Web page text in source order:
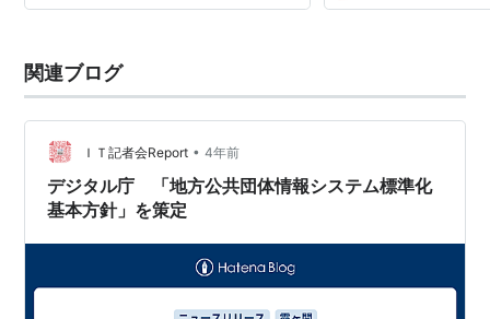
関連ブログ
ＩＴ記者会Report • 4年前
デジタル庁 「地方公共団体情報システム標準化
基本方針」を策定